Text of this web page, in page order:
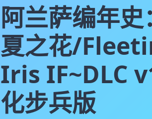
阿兰萨编年史
夏之花/
Iris IF~DLC
化步兵版